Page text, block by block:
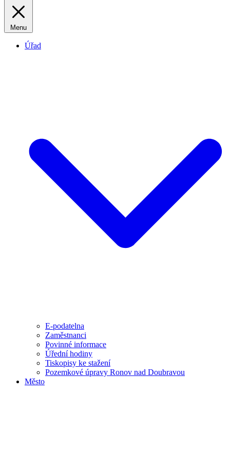
Menu
Úřad
E-podatelna
Zaměstnanci
Povinné informace
Úřední hodiny
Tiskopisy ke stažení
Pozemkové úpravy Ronov nad Doubravou
Město